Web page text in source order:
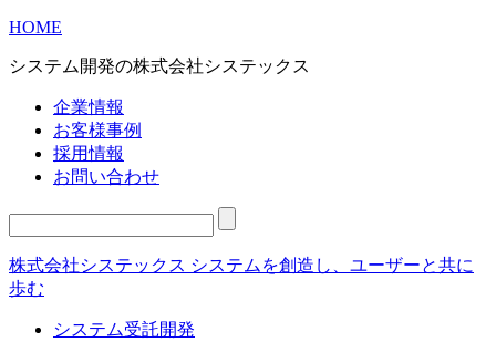
HOME
システム開発の株式会社システックス
企業情報
お客様事例
採用情報
お問い合わせ
株式会社システックス システムを創造し、ユーザーと共に
歩む
システム受託開発